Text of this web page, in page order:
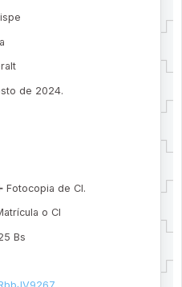
de 2024.
Fotocopia de CI.
o CI
Bs